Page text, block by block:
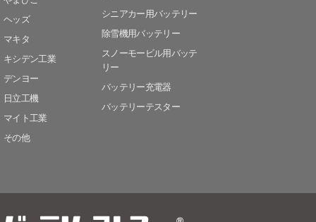
ヘッズ
マキタ
キシデン工業
デンヨー
日立工機
マイト工業
その他
シニアカー用バッテリー
除雪機用バッテリー
スノーモービル用バッテ
リー
バッテリー充電器
バッテリーテスター